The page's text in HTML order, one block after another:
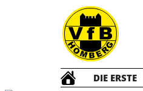
DIE ERSTE